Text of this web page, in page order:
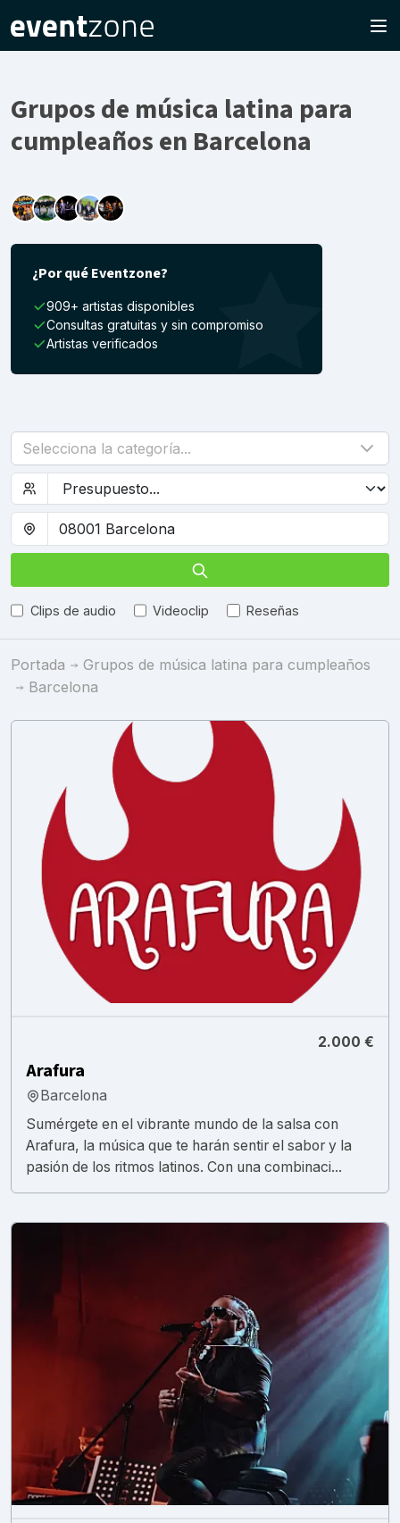
Grupos de música latina para
cumpleaños en Barcelona
¿Por qué Eventzone?
909+ artistas disponibles
Consultas gratuitas y sin compromiso
Artistas verificados
Selecciona la categoría...
Clips de audio Videoclip Reseñas
Portada
Grupos de música latina para cumpleaños
Barcelona
2.000 €
Arafura
Barcelona
Sumérgete en el vibrante mundo de la salsa con
Arafura, la música que te harán sentir el sabor y la
pasión de los ritmos latinos. Con una combinaci...